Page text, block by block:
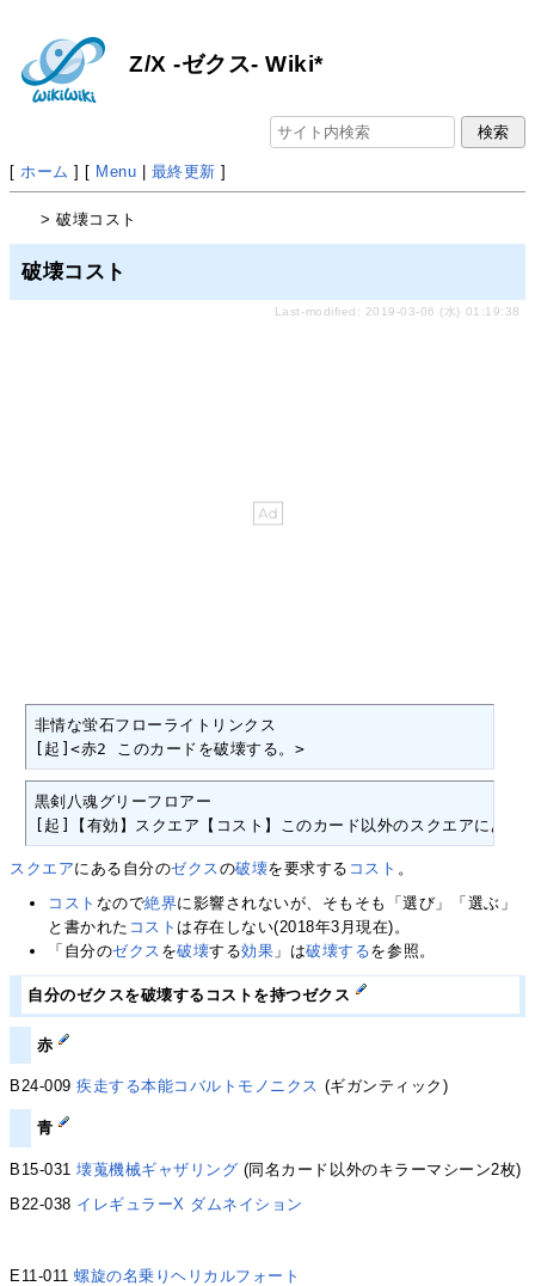
Z/X -ゼクス- Wiki*
[ ホーム ] [ Menu | 最終更新 ]
> 破壊コスト
破壊コスト
Last-modified: 2019-03-06 (水) 01:19:38
非情な蛍石フローライトリンクス
[起]<赤2 このカードを破壊する。>
黒剣八魂グリーフロアー
[起]【有効】スクエア【コスト】このカード以外のスクエアにあ
スクエアにある自分のゼクスの破壊を要求する コスト 。
コスト なので絶界に影響されないが、そもそも「選び」「選ぶ」
と書かれた コスト は存在しない(2018年3月現在)。
「自分のゼクス を破壊する効果 」は破壊するを参照。
自分のゼクスを破壊するコストを持つゼクス
赤
B24-009疾走する本能コバルトモノニクス (ギガンティック)
青
B15-031壊蒐機械ギャザリング (同名カード以外のキラーマシーン2枚)
B22-038 イレギュラーX ダムネイション
E11-011螺旋の名乗りヘリカルフォート